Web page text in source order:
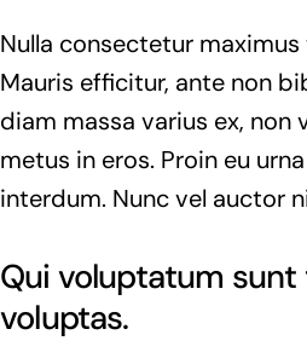
Nulla consectetur
Mauris efficitur, ante non
diam massa varius ex, non
metus in eros. Proin eu
interdum. Nunc vel auctor
Qui voluptatum
voluptas.